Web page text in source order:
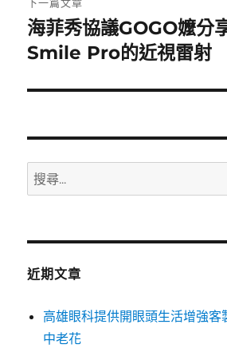
下
一
文
海菲秀協議GOGO嬤分
Smile Pro的近視雷射
搜
尋
鍵
近期文章
高雄眼科提供開眼頭生活增強客
中老花